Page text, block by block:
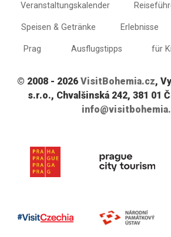
Veranstaltungskalender
Speisen & Getränke Erlebnisse
Prag Ausflugstipps für
© 2008 - 2026 VisitBohemia.cz,
s.r.o., Chvalšinská 242, 381 01